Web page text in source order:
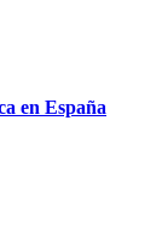
en España